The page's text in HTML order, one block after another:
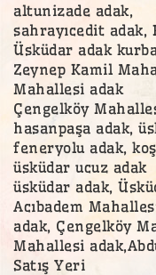
altunizade adak,
sahrayıcedit adak,
Üsküdar adak
Zeynep Kamil
Mahallesi adak
Çengelköy
hasanpaşa adak,
feneryolu adak,
üsküdar ucuz adak
üsküdar adak,
Acıbadem
adak, Çengelköy
Mahallesi
Satış Yeri